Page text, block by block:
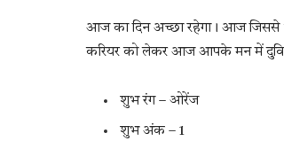
आज का दिन अच्छा रहेगा। आज जिससे
करियर को लेकर आज आपके मन में
शुभ रंग – ओरेंज
शुभ अंक – 1